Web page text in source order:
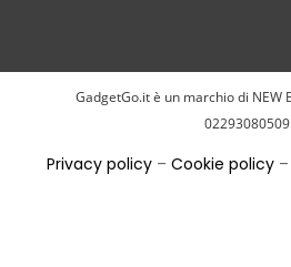
GadgetGo.it è un marchio di NEW
02293080509
Privacy policy – Cookie policy –